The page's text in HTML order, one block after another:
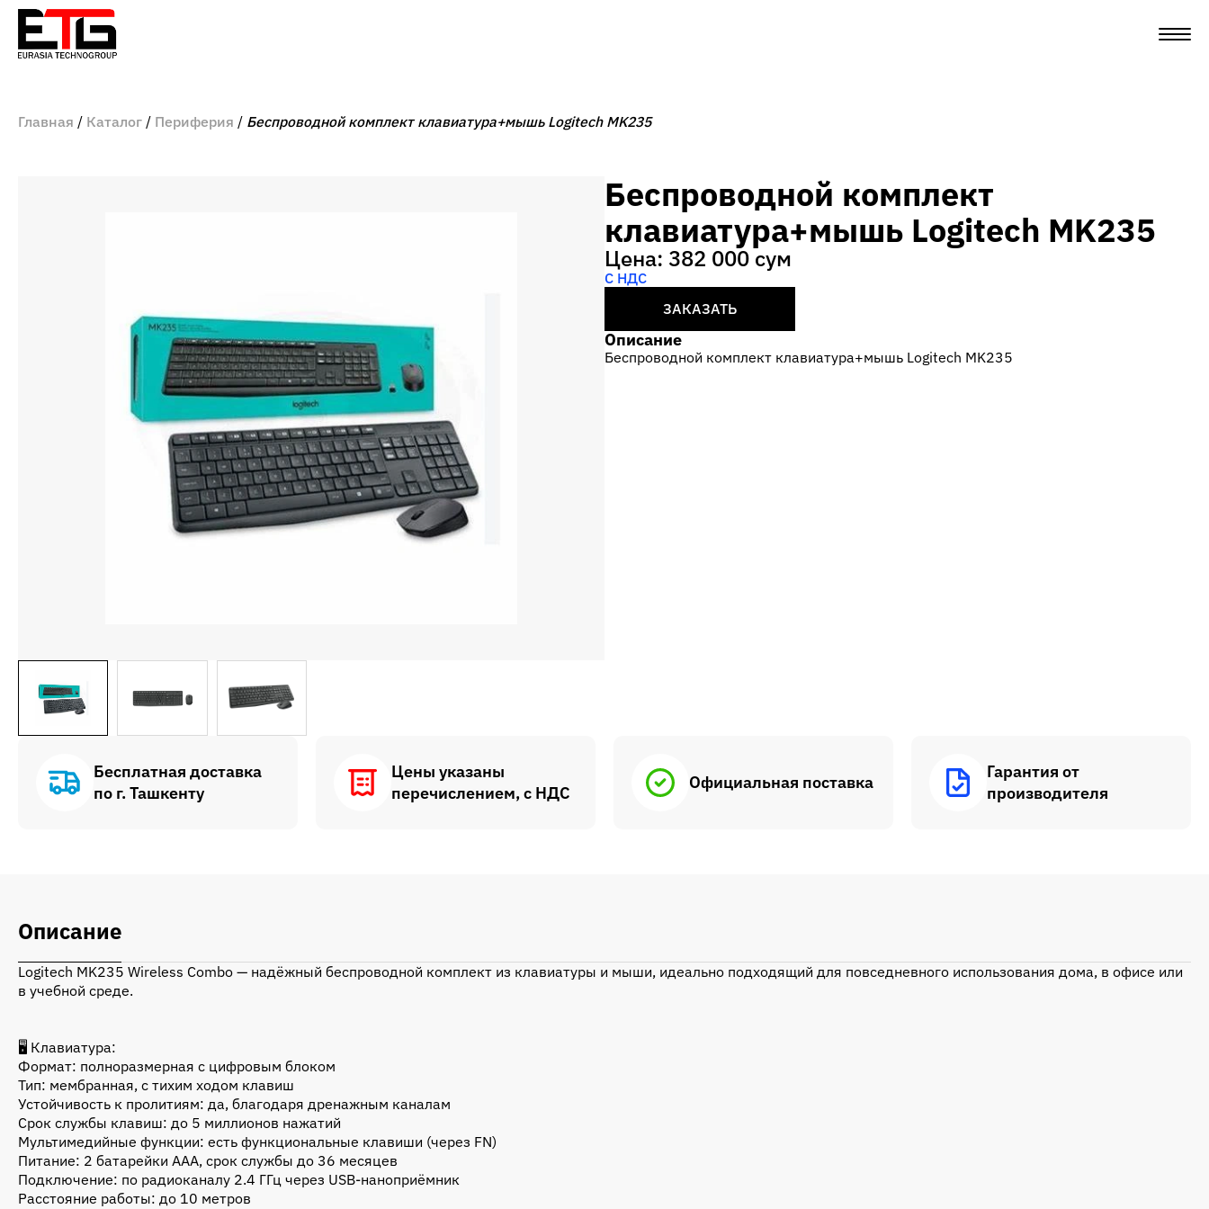
Главная Каталог Периферия Беспроводной комплект клавиатура+мышь Logitech MK235
Беспроводной комплект
клавиатура+мышь Logitech MK235
Цена: 382 000 сум
С НДС
ЗАКАЗАТЬ
Описание
Беспроводной комплект клавиатура+мышь Logitech MK235
Бесплатная доставка
по г. Ташкенту
Цены указаны
перечислением, с НДС
Официальная поставка
Гарантия от
производителя
Описание
Logitech MK235 Wireless Combo — надёжный беспроводной комплект из клавиатуры и мыши, идеально подходящий для повседневного использования дома, в офисе или
в учебной среде.
🖥️ Клавиатура:
Формат: полноразмерная с цифровым блоком
Тип: мембранная, с тихим ходом клавиш
Устойчивость к пролитиям: да, благодаря дренажным каналам
Срок службы клавиш: до 5 миллионов нажатий
Мультимедийные функции: есть функциональные клавиши (через FN)
Питание: 2 батарейки AAA, срок службы до 36 месяцев
Подключение: по радиоканалу 2.4 ГГц через USB-наноприёмник
Расстояние работы: до 10 метров